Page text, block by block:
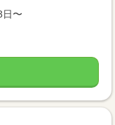
日〜